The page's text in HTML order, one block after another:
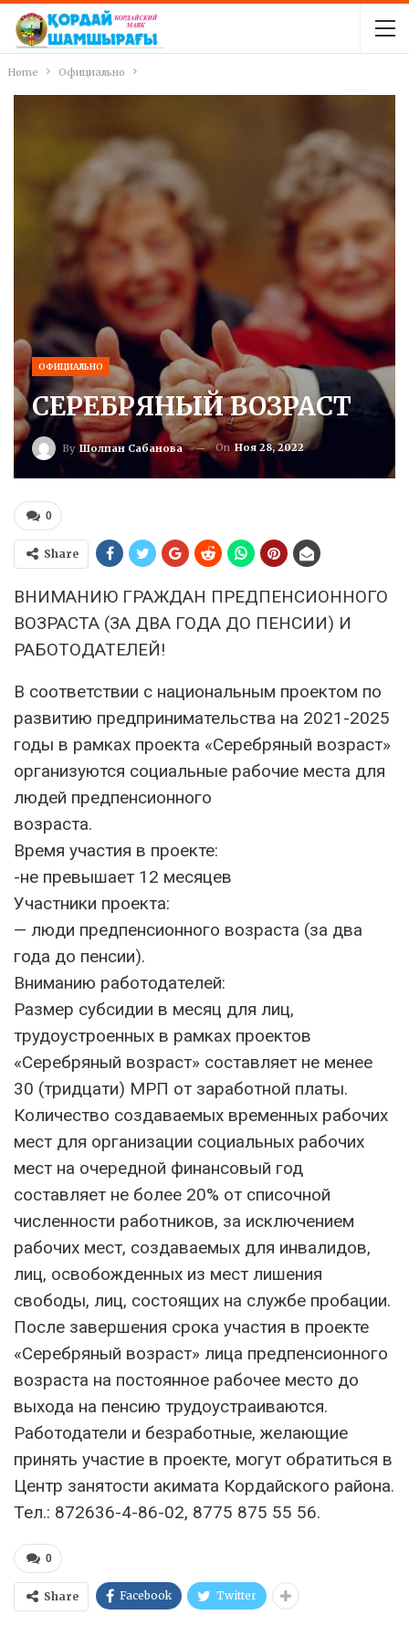
Home Официально
ОФИЦИАЛЬНО
СЕРЕБРЯНЫЙ ВОЗРАСТ
By Шолпан Сабанова On Ноя 28, 2022
0
Share
ВНИМАНИЮ ГРАЖДАН ПРЕДПЕНСИОННОГО
ВОЗРАСТА (ЗА ДВА ГОДА ДО ПЕНСИИ) И
РАБОТОДАТЕЛЕЙ!
В соответствии с национальным проектом по
развитию предпринимательства на 2021-2025
годы в рамках проекта «Серебряный возраст»
организуются социальные рабочие места для
людей предпенсионного
возраста.
Время участия в проекте:
-не превышает 12 месяцев
Участники проекта:
— люди предпенсионного возраста (за два
года до пенсии).
Вниманию работодателей:
Размер субсидии в месяц для лиц,
трудоустроенных в рамках проектов
«Серебряный возраст» составляет не менее
30 (тридцати) МРП от заработной платы.
Количество создаваемых временных рабочих
мест для организации социальных рабочих
мест на очередной финансовый год
составляет не более 20% от списочной
численности работников, за исключением
рабочих мест, создаваемых для инвалидов,
лиц, освобожденных из мест лишения
свободы, лиц, состоящих на службе пробации.
После завершения срока участия в проекте
«Серебряный возраст» лица предпенсионного
возраста на постоянное рабочее место до
выхода на пенсию трудоустраиваются.
Работодатели и безработные, желающие
принять участие в проекте, могут обратиться в
Центр занятости акимата Кордайского района.
Тел.: 872636-4-86-02, 8775 875 55 56.
0
Share Facebook Twitter